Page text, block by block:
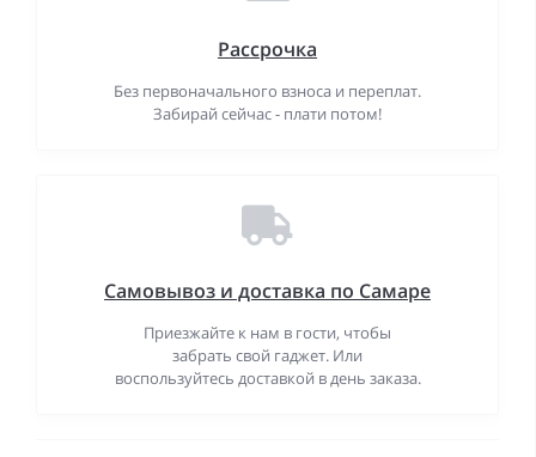
Рассрочка
Без первоначального взноса и переплат.
Забирай сейчас - плати потом!
Самовывоз и доставка по Самаре
Приезжайте к нам в гости, чтобы
забрать свой гаджет. Или
воспользуйтесь доставкой в день заказа.